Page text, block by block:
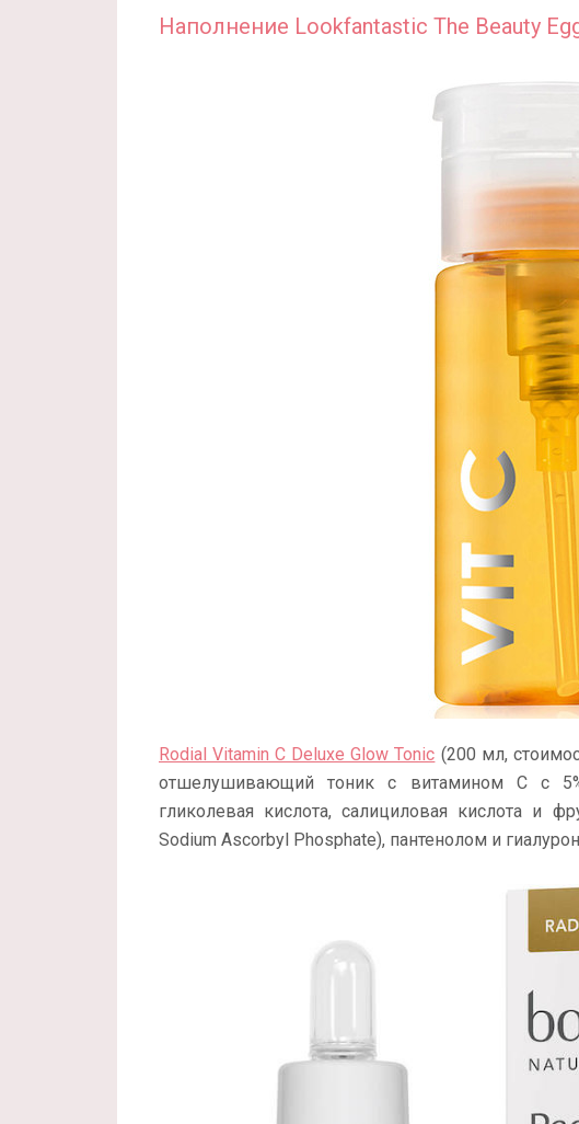
Наполнение Lookfantastic The Beauty
Rodial Vitamin C Deluxe Glow Tonic (200 мл,
отшелушивающий тоник с витамином С с
гликолевая кислота, салициловая кислота и
Sodium Ascorbyl Phosphate), пантенолом и